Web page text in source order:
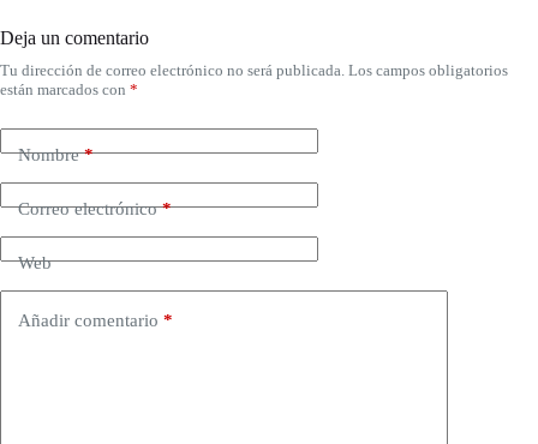
Deja un comentario
Tu dirección de correo electrónico no será publicada. Los campos obligatorios
están marcados con *
Nombre*
Correo electrónico*
Web
Añadir comentario *